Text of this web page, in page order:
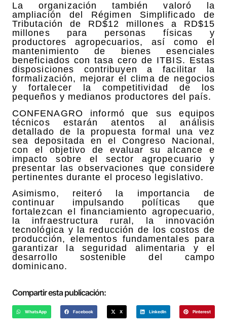
La organización también valoró la
ampliación del Régimen Simplificado de
Tributación de RD$12 millones a RD$15
millones para personas físicas y
productores agropecuarios, así como el
mantenimiento de bienes esenciales
beneficiados con tasa cero de ITBIS. Estas
disposiciones contribuyen a facilitar la
formalización, mejorar el clima de negocios
y fortalecer la competitividad de los
pequeños y medianos productores del país.
CONFENAGRO informó que sus equipos
técnicos estarán atentos al análisis
detallado de la propuesta formal una vez
sea depositada en el Congreso Nacional,
con el objetivo de evaluar su alcance e
impacto sobre el sector agropecuario y
presentar las observaciones que considere
pertinentes durante el proceso legislativo.
Asimismo, reiteró la importancia de
continuar impulsando políticas que
fortalezcan el financiamiento agropecuario,
la infraestructura rural, la innovación
tecnológica y la reducción de los costos de
producción, elementos fundamentales para
garantizar la seguridad alimentaria y el
desarrollo sostenible del campo
dominicano.
Compartir esta publicación:
WhatsApp Facebook X LinkedIn Pinterest